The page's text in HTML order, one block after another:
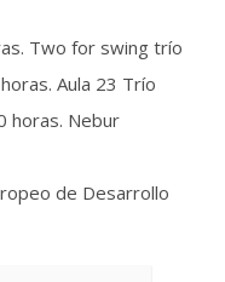
Two for swing trío
Aula 23 Trío
horas. Nebur
de Desarrollo